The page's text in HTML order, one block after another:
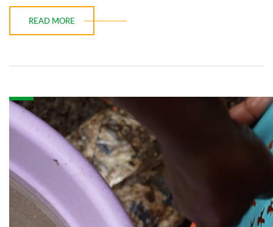
READ MORE